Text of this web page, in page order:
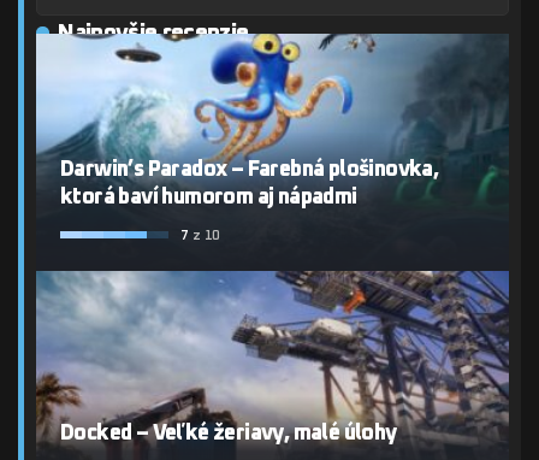
Najnovšie recenzie
Darwin’s Paradox – Farebná plošinovka,
ktorá baví humorom aj nápadmi
7 z 10
Docked – Veľké žeriavy, malé úlohy